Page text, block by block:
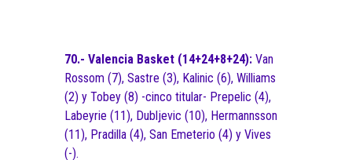
70.- Valencia Basket (14+24+8+24): Van
Rossom (7), Sastre (3), Kalinic (6), Williams
(2) y Tobey (8) -cinco titular- Prepelic (4),
Labeyrie (11), Dubljevic (10), Hermannsson
(11), Pradilla (4), San Emeterio (4) y Vives
(-).